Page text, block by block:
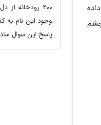
200 رودخانه
وجود این نام به
پاسخ این سوال